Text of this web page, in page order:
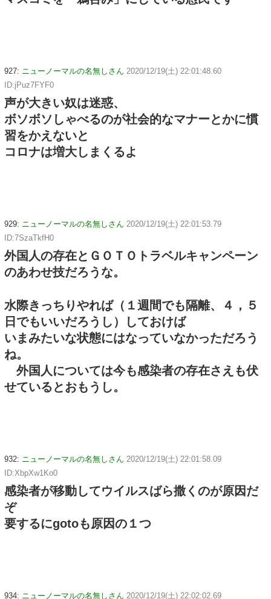
927: ニューノーマルの名無しさん 2020/12/19(土) 22:01:48.60
ID:jPuz7FYF0
声が大きい奴は迷惑、
ボソボソしゃべるのが社会的なマナーとかに慣
習をかえないと
コロナは増大しまくるよ
929: ニューノーマルの名無しさん 2020/12/19(土) 22:01:53.79
ID:7SzaTkfH0
外国人の存在とＧＯＴＯトラベルキャンペーン
のあわせ技だろうな。
水際きっちりやれば（１週間でも隔離、４，５
日でもいいだろうし）しておけば
いまみたいな状態にはなっていなかっただろう
ね。
外国人については今も感染者の存在さえも伏
せているとおもうし。
932: ニューノーマルの名無しさん 2020/12/19(土) 22:01:58.09
ID:XbpXw1Ko0
感染者が移動してウイルスばら撒くのが原因だ
ぞ
要するにgotoも原因の１つ
934: ニューノーマルの名無しさん 2020/12/19(土) 22:02:02.69